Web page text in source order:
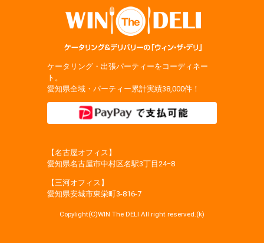
ケータリング・出張パーティーをコーディネー
ト。
愛知県全域・パーティー累計実績38,000件！
【名古屋オフィス】
愛知県名古屋市中村区名駅3丁目24−8
【三河オフィス】
愛知県安城市東栄町3‐816‐7
Copylight(C)WIN The DELI All right reserved.(k)